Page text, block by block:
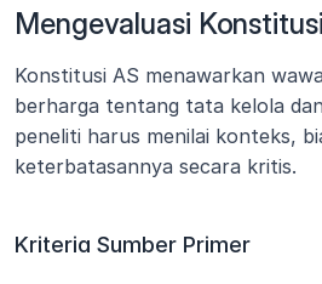
Mengevaluasi Konstitusi
Konstitusi AS menawarkan
berharga tentang tata kelola
peneliti harus menilai konteks,
keterbatasannya secara kritis.
Kriteria Sumber Primer